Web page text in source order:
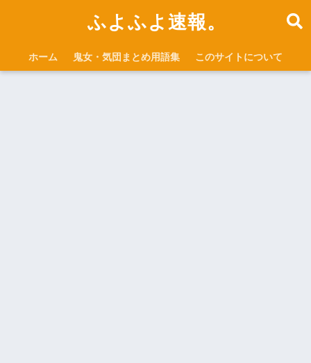
ふよふよ速報。
ホーム 鬼女・気団まとめ用語集 このサイトについて